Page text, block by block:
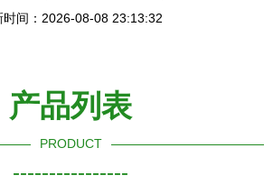
时间：2026-08-08 23:13:32
产品列表
PRODUCT
----------------